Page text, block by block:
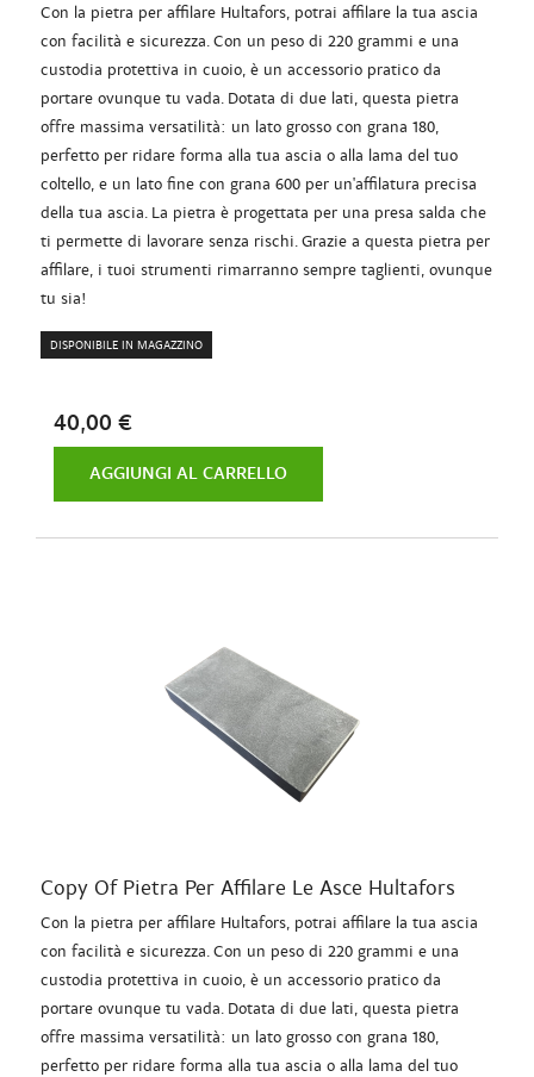
Con la pietra per affilare Hultafors, potrai affilare la tua ascia
con facilità e sicurezza. Con un peso di 220 grammi e una
custodia protettiva in cuoio, è un accessorio pratico da
portare ovunque tu vada. Dotata di due lati, questa pietra
offre massima versatilità: un lato grosso con grana 180,
perfetto per ridare forma alla tua ascia o alla lama del tuo
coltello, e un lato fine con grana 600 per un'affilatura precisa
della tua ascia. La pietra è progettata per una presa salda che
ti permette di lavorare senza rischi. Grazie a questa pietra per
affilare, i tuoi strumenti rimarranno sempre taglienti, ovunque
tu sia!
DISPONIBILE IN MAGAZZINO
40,00 €
AGGIUNGI AL CARRELLO
Copy Of Pietra Per Affilare Le Asce Hultafors
Con la pietra per affilare Hultafors, potrai affilare la tua ascia
con facilità e sicurezza. Con un peso di 220 grammi e una
custodia protettiva in cuoio, è un accessorio pratico da
portare ovunque tu vada. Dotata di due lati, questa pietra
offre massima versatilità: un lato grosso con grana 180,
perfetto per ridare forma alla tua ascia o alla lama del tuo